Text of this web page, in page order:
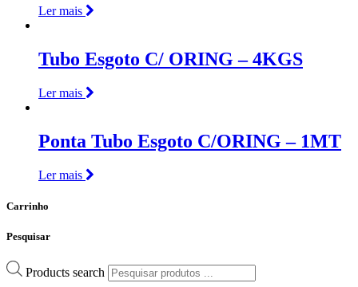
Ler mais
Tubo Esgoto C/ ORING – 4KGS
Ler mais
Ponta Tubo Esgoto C/ORING – 1MT
Ler mais
Carrinho
Pesquisar
Products search